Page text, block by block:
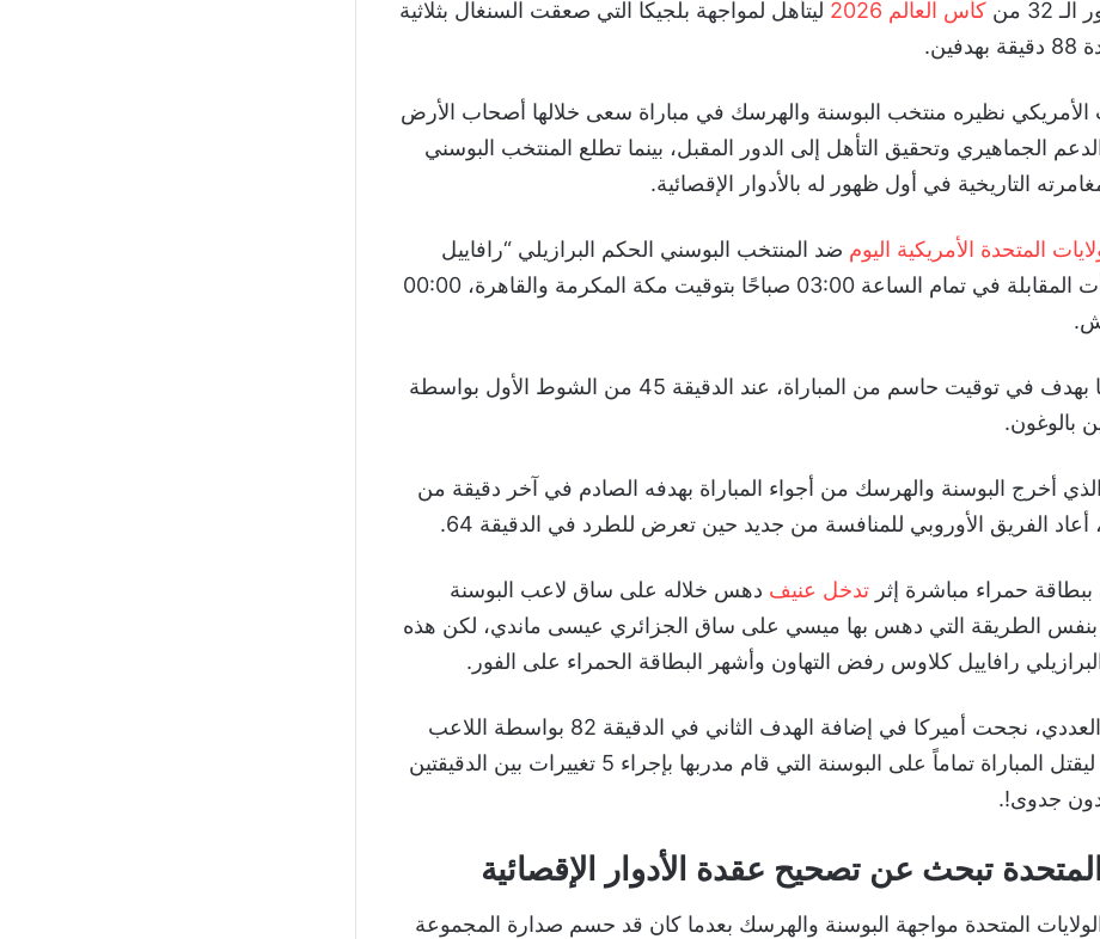
كأس العالم 2026
ليتأهل لمواجهة بلجيكا التي صعقت السنغال بثلاثية
الأمريكي نظيره منتخب البوسنة والهرسك في مباراة سعى خلالها أصحاب الأرض
الجماهيري وتحقيق التأهل إلى الدور المقبل، بينما تطلع المنتخب البوسني
التاريخية في أول ظهور له بالأدوار الإقصائية.
المتحدة الأمريكية اليوم ضد المنتخب البوسني الحكم البرازيلي “رافاييل
كلاوس”، وبدأت المقابلة في تمام الساعة 03:00 صباحًا بتوقيت مكة المكرمة والقاهرة، 00:00
تقدمت أميركا بهدف في توقيت حاسم من المباراة، عند الدقيقة 45 من الشوط الأول بواسطة
بالوغون.
أخرج البوسنة والهرسك من أجواء المباراة بهدفه الصادم في آخر دقيقة من
أعاد الفريق الأوروبي للمنافسة من جديد حين تعرض للطرد في الدقيقة 64.
حمراء مباشرة إثر تدخل عنيف دهس خلاله على ساق لاعب البوسنة
الطريقة التي دهس بها ميسي على ساق الجزائري عيسى ماندي، لكن هذه
رافاييل كلاوس رفض التهاون وأشهر البطاقة الحمراء على الفور.
ورغم النقص العددي، نجحت أميركا في إضافة الهدف الثاني في الدقيقة 82 بواسطة اللاعب
ماليك تيلمان، ليقتل المباراة تماماً على البوسنة التي قام مدربها بإجراء 5 تغييرات بين الدقيقتين
المتحدة تبحث عن تصحيح عقدة الأدوار الإقصائية
المتحدة مواجهة البوسنة والهرسك بعدما كان قد حسم صدارة المجموعة